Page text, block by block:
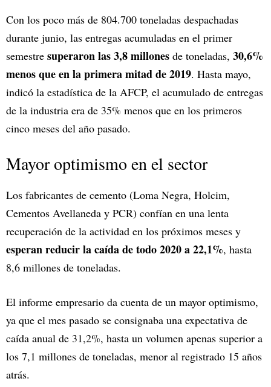
Con los poco más de 804.700 toneladas despachadas
durante junio, las entregas acumuladas en el primer
semestre superaron las 3,8 millones de toneladas, 30,6%
menos que en la primera mitad de 2019. Hasta mayo,
indicó la estadística de la AFCP, el acumulado de entregas
de la industria era de 35% menos que en los primeros
cinco meses del año pasado.
Mayor optimismo en el sector
Los fabricantes de cemento (Loma Negra, Holcim,
Cementos Avellaneda y PCR) confían en una lenta
recuperación de la actividad en los próximos meses y
esperan reducir la caída de todo 2020 a 22,1%, hasta
8,6 millones de toneladas.
El informe empresario da cuenta de un mayor optimismo,
ya que el mes pasado se consignaba una expectativa de
caída anual de 31,2%, hasta un volumen apenas superior a
los 7,1 millones de toneladas, menor al registrado 15 años
atrás.